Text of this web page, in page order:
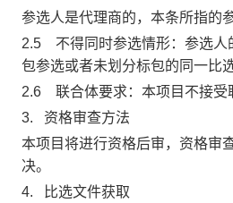
参选人是代理商的，本条所指的
2.5
不得同时参选情形：参选
包参选或者未划分标包的同一比
2.6
联合体要求：本项目不接受
3.
资格审查方法
本项目将进行资格后审，资格审
决。
4.
比选文件获取